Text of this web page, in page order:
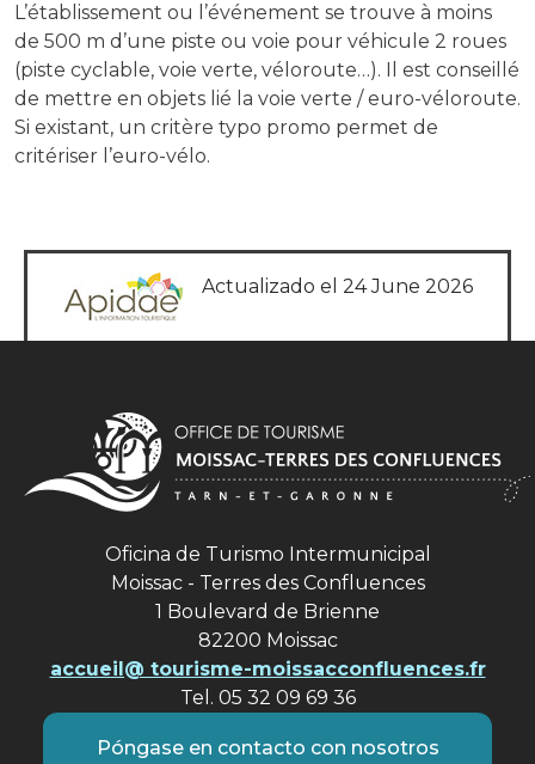
L’établissement ou l’événement se trouve à moins
de 500 m d’une piste ou voie pour véhicule 2 roues
(piste cyclable, voie verte, véloroute…). Il est conseillé
de mettre en objets lié la voie verte / euro-véloroute.
Si existant, un critère typo promo permet de
critériser l’euro-vélo.
Actualizado el 24 June 2026
Oficina de Turismo Intermunicipal
Moissac - Terres des Confluences
1 Boulevard de Brienne
82200 Moissac
accueil@ tourisme-moissacconfluences.fr
Tel. 05 32 09 69 36
Póngase en contacto con nosotros